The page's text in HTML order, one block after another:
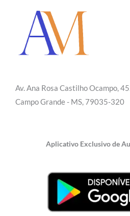
Av. Ana Rosa Castilho Ocampo,
Campo Grande - MS, 79035-320
Aplicativo Exclusivo de